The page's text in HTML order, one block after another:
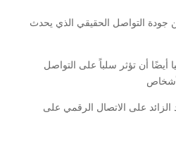
جودة التواصل الحقيقي الذي يحدث
أيضًا أن تؤثر سلباً على التواصل
الزائد على الاتصال الرقمي على